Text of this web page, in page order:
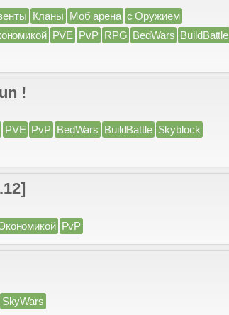
Кланы Моб арена с Оружием
PVE PvP RPG BedWars BuildBattle
!
PVE PvP BedWars BuildBattle Skyblock
PvP
SkyWars